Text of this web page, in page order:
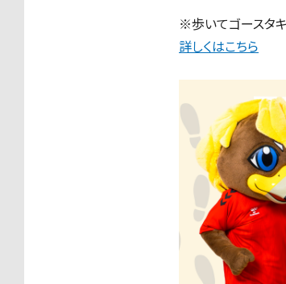
※歩いてゴースタ
詳しくはこちら